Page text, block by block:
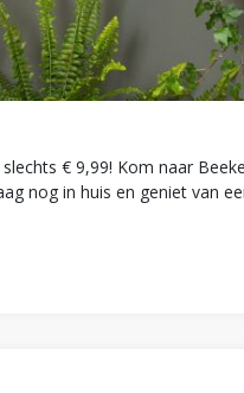
€ 9,99! Kom naar
nog in huis en geniet van